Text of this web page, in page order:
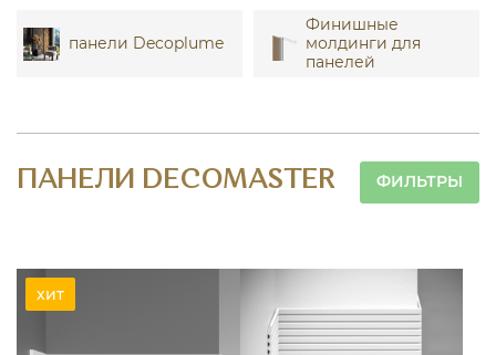
панели Decoplume
Финишные
молдинги для
панелей
ПАНЕЛИ DECOMASTER ФИЛЬТРЫ
хит